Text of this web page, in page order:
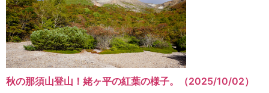
秋の那須山登山！姥ヶ平の紅葉の様子。（2025/10/02）